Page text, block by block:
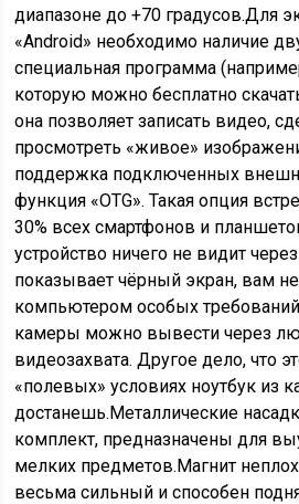
диапазоне до +70 градусов.Для
«Аndroid» необходимо наличие
специальная программа
которую можно бесплатно
она позволяет записать видео,
просмотреть «живое»
поддержка подключенных
функция «OTG». Такая опция
30% всех смартфонов и
устройство ничего не видит
показывает чёрный экран, вам
компьютером особых требований
камеры можно вывести через
видеозахвата. Другое дело, что
«полевых» условиях ноутбук из
достанешь.Металлические
комплект, предназначены для
мелких предметов.Магнит
весьма сильный и способен